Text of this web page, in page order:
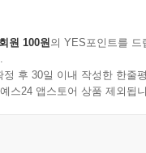
원 100원의 YES포인트를 드
후 30일 이내 작성한 한줄
스24 앱스토어 상품 제외됩